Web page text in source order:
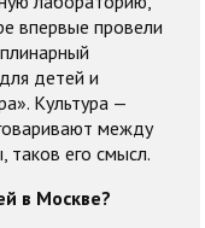
впервые провели
детей и
Культура —
между
его смысл.
в Москве?